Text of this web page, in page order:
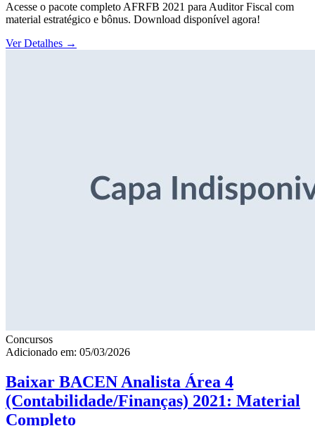
Acesse o pacote completo AFRFB 2021 para Auditor Fiscal com
material estratégico e bônus. Download disponível agora!
Ver Detalhes →
Concursos
Adicionado em: 05/03/2026
Baixar BACEN Analista Área 4
(Contabilidade/Finanças) 2021: Material
Completo